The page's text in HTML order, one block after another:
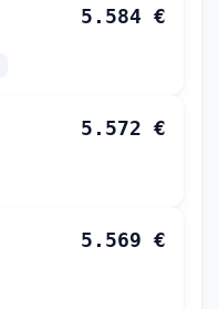
5.584 €
5.572 €
5.569 €